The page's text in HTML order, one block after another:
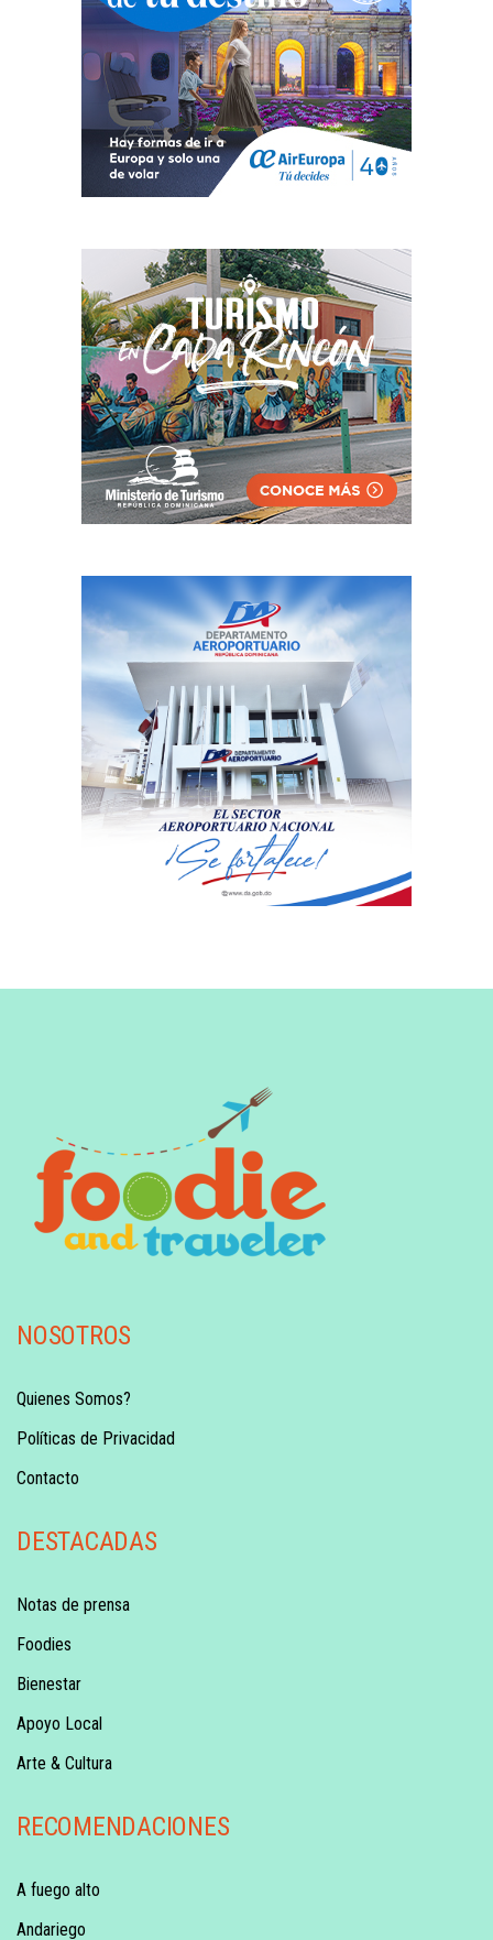
NOSOTROS
Quienes Somos?
Políticas de Privacidad
Contacto
DESTACADAS
Notas de prensa
Foodies
Bienestar
Apoyo Local
Arte & Cultura
RECOMENDACIONES
A fuego alto
Andariego